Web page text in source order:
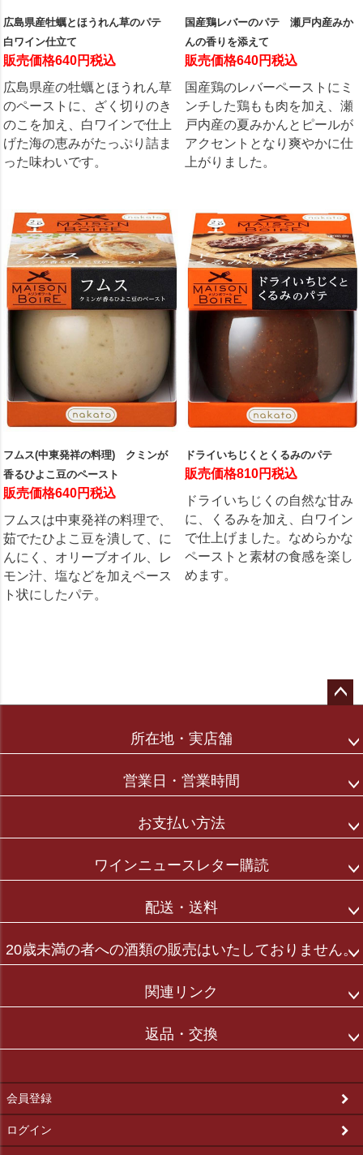
広島県産牡蠣とほうれん草のパテ
白ワイン仕立て
販売価格640円税込
広島県産の牡蠣とほうれん草
のペーストに、ざく切りのき
のこを加え、白ワインで仕上
げた海の恵みがたっぷり詰ま
った味わいです。
国産鶏レバーのパテ 瀬戸内産みか
んの香りを添えて
販売価格640円税込
国産鶏のレバーペーストにミ
ンチした鶏もも肉を加え、瀬
戸内産の夏みかんとピールが
アクセントとなり爽やかに仕
上がりました。
フムス(中東発祥の料理) クミンが
香るひよこ豆のペースト
販売価格640円税込
フムスは中東発祥の料理で、
茹でたひよこ豆を潰して、に
んにく、オリーブオイル、レ
モン汁、塩などを加えペース
ト状にしたパテ。
ドライいちじくとくるみのパテ
販売価格810円税込
ドライいちじくの自然な甘み
に、くるみを加え、白ワイン
で仕上げました。なめらかな
ペーストと素材の食感を楽し
めます。
所在地・実店舗
営業日・営業時間
お支払い方法
ワインニュースレター購読
配送・送料
20歳未満の者への酒類の販売はいたしておりません。
関連リンク
返品・交換
会員登録
ログイン